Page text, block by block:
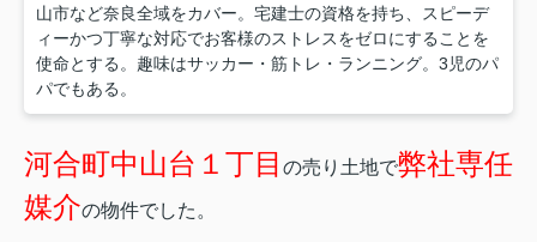
山市など奈良全域をカバー。宅建士の資格を持ち、スピーデ
ィーかつ丁寧な対応でお客様のストレスをゼロにすることを
使命とする。趣味はサッカー・筋トレ・ランニング。3児のパ
パでもある。
河合町中山台１丁目 の売り土地で弊社専任
媒介の物件でした。